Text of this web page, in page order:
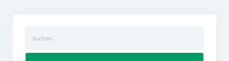
nach: